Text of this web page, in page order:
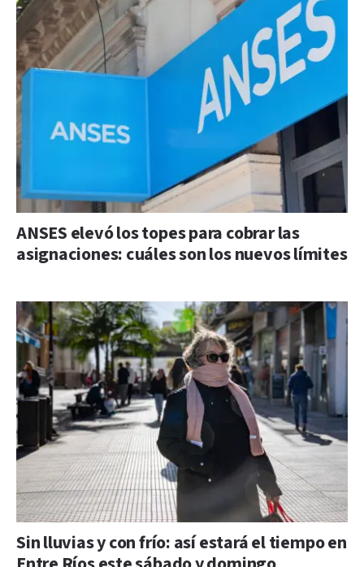
ANSES elevó los topes para cobrar las
asignaciones: cuáles son los nuevos límites
Sin lluvias y con frío: así estará el tiempo en